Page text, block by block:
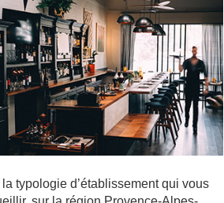
typologie d’établissement qui vous